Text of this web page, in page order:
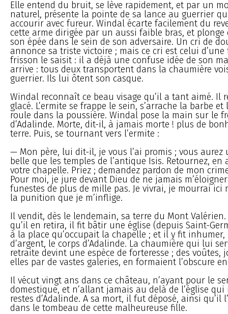
Elle entend du bruit, se lève rapidement, et par un
naturel, présente la pointe de sa lance au guerrier
accourir avec fureur. Windal écarte facilement du
cette arme dirigée par un aussi faible bras, et plonge
son épée dans le sein de son adversaire. Un cri de
annonce sa triste victoire ; mais ce cri est celui d’une
frisson le saisit : il a déjà une confuse idée de son
arrive : tous deux transportent dans la chaumière
guerrier. Ils lui ôtent son casque.
Windal reconnaît ce beau visage qu’il a tant aimé. Il
glacé. L’ermite se frappe le sein, s’arrache la barbe et
roule dans la poussière. Windal pose la main sur le
d’Adalinde. Morte, dit-il, à jamais morte ! plus de
terre. Puis, se tournant vers l’ermite :
— Mon père, lui dit-il, je vous l’ai promis ; vous aurez
belle que les temples de l’antique Isis. Retournez, en
votre chapelle. Priez ; demandez pardon de mon
Pour moi, je jure devant Dieu de ne jamais
funestes de plus de mille pas. Je vivrai, je mourrai ici
la punition que je m’inflige.
Il vendit, dès le lendemain, sa terre du Mont Valérien.
qu’il en retira, il fit bâtir une église (depuis Saint-
à la place qu’occupait la chapelle ; et il y fit
d’argent, le corps d’Adalinde. La chaumière qui lui
retraite devint une espèce de forteresse ; des voûtes,
elles par de vastes galeries, en formaient l’obscure
Il vécut vingt ans dans ce château, n’ayant pour le
domestique, et n’allant jamais au delà de l’église
restes d’Adalinde. A sa mort, il fut déposé, ainsi qu’il
dans le tombeau de cette malheureuse fille.